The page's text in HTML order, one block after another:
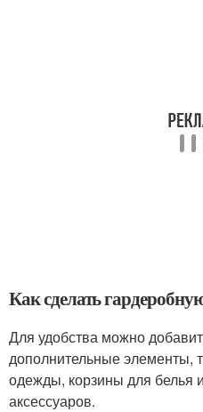
Как сделать
Для удобства можно
дополнительные элементы,
одежды, корзины для белья
аксессуаров.